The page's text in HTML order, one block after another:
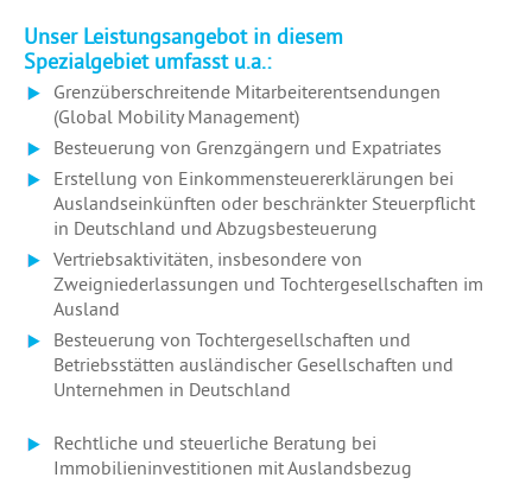
Unser Leistungsangebot in diesem
Spezialgebiet umfasst u.a.:
Grenzüberschreitende Mitarbeiterentsendungen
(Global Mobility Management)
Besteuerung von Grenzgängern und Expatriates
Erstellung von Einkommensteuererklärungen bei
Auslandseinkünften oder beschränkter Steuerpflicht
in Deutschland und Abzugsbesteuerung
Vertriebsaktivitäten, insbesondere von
Zweigniederlassungen und Tochtergesellschaften im
Ausland
Besteuerung von Tochtergesellschaften und
Betriebsstätten ausländischer Gesellschaften und
Unternehmen in Deutschland
Rechtliche und steuerliche Beratung bei
Immobilieninvestitionen mit Auslandsbezug